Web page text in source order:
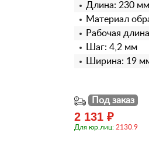
Длина: 230 мм
Материал
Рабочая
Шаг: 4,2 мм
Ширина: 19
Под заказ
2 131 ₽
Для юр.лиц: 2130.9